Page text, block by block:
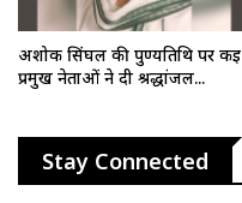
अशोक सिंघल की पुण्यतिथि पर कई
प्रमुख नेताओं ने दी श्रद्धांजल...
Stay Connected